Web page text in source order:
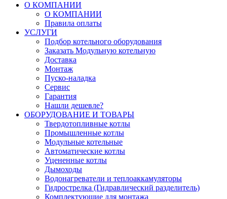
О КОМПАНИИ
О КОМПАНИИ
Правила оплаты
УСЛУГИ
Подбор котельного оборудования
Заказать Модульную котельную
Доставка
Монтаж
Пуско-наладка
Сервис
Гарантия
Нашли дешевле?
ОБОРУДОВАНИЕ И ТОВАРЫ
Твердотопливные котлы
Промышленные котлы
Модульные котельные
Автоматические котлы
Уцененные котлы
Дымоходы
Водонагреватели и теплоаккамуляторы
Гидрострелка (Гидравлический разделитель)
Комплектующие для монтажа